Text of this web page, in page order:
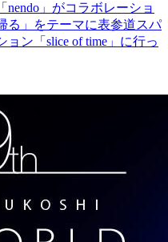
」がコラボレーショ
る」をテーマに表参道スパ
ン「slice of time」に行っ